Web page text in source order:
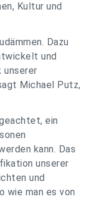
Kultur und
Dazu
und
unserer
Michael Putz,
ein
kann. Das
unserer
und
wie man es von